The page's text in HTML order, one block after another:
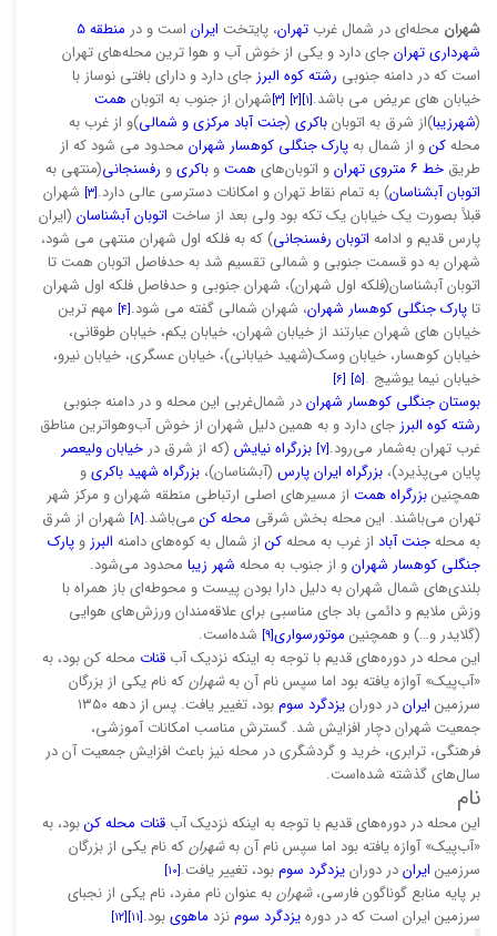
شهران محله‌ای در شمال غرب تهران، پایتخت ایران است و در
منطقه ۵
شهرداری تهرانجای دارد و یکی از خوش آب و هوا ترین محله‌های تهران
است که در دامنه جنوبی رشته کوه البرز جای دارد و دارای بافتی نوساز با
خیابان های عریض می باشد.[۱] [۲] [۳] شهران از جنوب به اتوبان همت
(شهرزیبا)از شرق به اتوبانباکری (جنت آباد مرکزی و شمالی)و از غرب به
محلهکنو از شمال بهپارک جنگلی کوهسار شهران محدود می شود که از
طریق خط ۶ متروی تهران و اتوبان‌های همتو باکریو رفسنجانی(منتهی به
اتوبان آبشناسان) به تمام نقاط تهران و امکانات دسترسی عالی دارد.[۳]
شهران
قبلاََ بصورت یک خیابان یک تکه بود ولی بعد از ساخت اتوبان آبشناسان (ایران
پارس قدیم و ادامه اتوبان رفسنجانی) که به فلکه اول شهران منتهی می شود،
شهران به دو قسمت جنوبی و شمالی تقسیم شد به حدفاصل اتوبان همت تا
اتوبان آبشناسان(فلکه اول شهران)، شهران جنوبی و حدفاصل فلکه اول شهران
تاپارک جنگلی کوهسار شهران، شهران شمالی گفته می شود.[۴]
مهم ترین
خیابان های شهران عبارتند از خیابان شهران، خیابان یکم، خیابان طوقانی،
خیابان کوهسار، خیابان وسک(شهید خیابانی)، خیابان عسگری، خیابان نیرو،
خیابان نیما یوشیج .[۵] [۶]
بوستان جنگلی کوهسار شهراندر شمال‌غربی این محله و در دامنه جنوبی
رشته کوه البرز جای دارد و به همین دلیل شهران از خوش آب‌وهواترین مناطق
غرب تهران به‌شمار می‌رود.[۷] بزرگراه نیایش (که از شرق در خیابان ولیعصر
پایان می‌پذیرد)، بزرگراه ایران پارس (آبشناسان)، بزرگراه شهید باکریو
همچنینبزرگراه همت از مسیرهای اصلی ارتباطی منطقه شهران و مرکز شهر
تهران می‌باشند. این محله بخش شرقی محله کنمی‌باشد.[۸]
شهران از شرق
به محلهجنت آباد از غرب به محلهکناز شمال به کوه‌های دامنه البرز و پارک
جنگلی کوهسار شهرانو از جنوب به محله شهر زیبا محدود می‌شود.
بلندی‌های شمال شهران به دلیل دارا بودن پیست و محوطه‌ای باز همراه با
وزش ملایم و دائمی باد جای مناسبی برای علاقه‌مندان ورزش‌های هوایی
(گلایدر و…) و همچنین موتورسواری[۹]
شده‌است.
این محله در دوره‌های قدیم با توجه به اینکه نزدیک آب قنات محله کن بود، به
«آب‌پیک» آوازه یافته بود اما سپس نام آن بهشهرانکه نام یکی از بزرگان
سرزمین ایراندر دورانیزدگرد سوم
بود، تغییر یافت. پس از دهه ۱۳۵۰
جمعیت شهران دچار افزایش شد. گسترش مناسب امکانات آموزشی،
فرهنگی، ترابری، خرید و گردشگری در محله نیز باعث افزایش جمعیت آن در
سال‌های گذشته شده‌است.
نام
این محله در دوره‌های قدیم با توجه به اینکه نزدیک آب قنات محله کنبود، به
«آب‌پیک» آوازه یافته بود اما سپس نام آن بهشهرانکه نام یکی از بزرگان
سرزمین ایراندر دورانیزدگرد سومبود، تغییر یافت.[۱۰]
بر پایه منابع گوناگون فارسی،شهرانبه عنوان نام مفرد، نام یکی از نجبای
سرزمین ایران است که در دورهیزدگرد سومنزد ماهویبود.[۱۱] [۱۲]